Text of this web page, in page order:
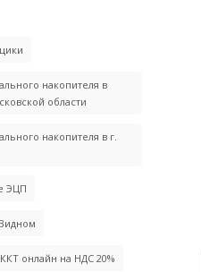
накопителя в
области
накопителя в г.
ЭЦП
онлайн на НДС 20%